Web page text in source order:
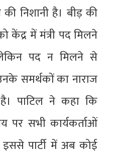
निशानी है। बीड़ की
केंद्र में मंत्री पद मिलने
पद न मिलने से
समर्थकों का नाराज
है। पाटिल ने कहा कि
सभी कार्यकर्ताओं
पार्टी में अब कोई